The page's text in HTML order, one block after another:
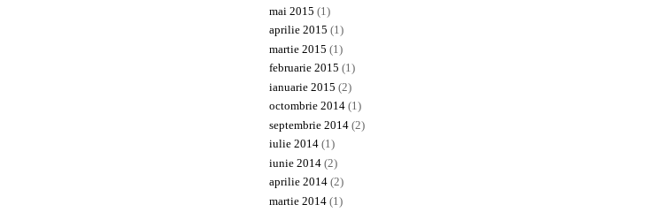
mai 2015 (1)
aprilie 2015 (1)
martie 2015 (1)
februarie 2015 (1)
ianuarie 2015 (2)
octombrie 2014 (1)
septembrie 2014 (2)
iulie 2014 (1)
iunie 2014 (2)
aprilie 2014 (2)
martie 2014 (1)